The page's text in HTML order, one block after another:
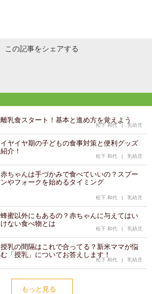
この記事をシェアする
離乳食スタート！基本と進め方を覚えよう
松下 和代 | 乳幼児
イヤイヤ期の子どもの食事対策と便利グッズ
紹介！
松下 和代 | 乳幼児
赤ちゃんは手づかみで食べていいの？スプー
ンやフォークを始めるタイミング
松下 和代 | 乳幼児
蜂蜜以外にもあるの？赤ちゃんに与えてはい
けない食べ物とは
松下 和代 | 乳幼児
授乳の間隔はこれで合ってる？新米ママが悩
む「授乳」についてお答えします！
松下 和代 | 乳幼児
もっと見る